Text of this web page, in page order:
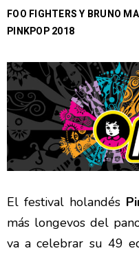
FOO FIGHTERS Y BRUNO
PINKPOP 2018
El festival holandés
más longevos del
va a celebrar su 49